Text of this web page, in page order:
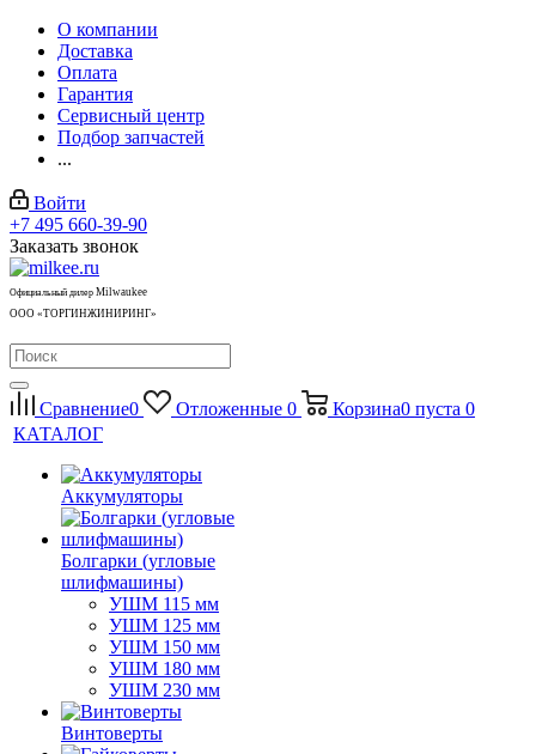
О компании
Доставка
Оплата
Гарантия
Сервисный центр
Подбор запчастей
...
Войти
+7 495 660-39-90
Заказать звонок
Официальный дилер Milwaukee
ООО «ТОРГИНЖИНИРИНГ»
Сравнение0 Отложенные 0 Корзина0 пуста 0
КАТАЛОГ
Аккумуляторы
Болгарки (угловые
шлифмашины)
УШМ 115 мм
УШМ 125 мм
УШМ 150 мм
УШМ 180 мм
УШМ 230 мм
Винтоверты